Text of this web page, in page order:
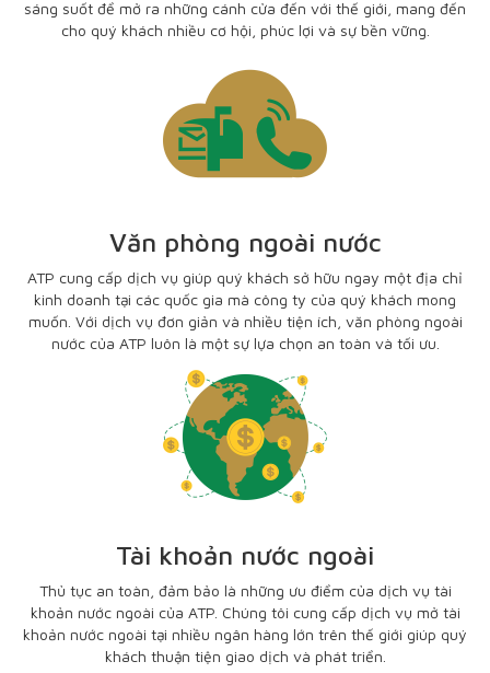
sáng suốt để mở ra những cánh cửa đến với thế giới, mang đến
cho quý khách nhiều cơ hội, phúc lợi và sự bền vững.
Văn phòng ngoài nước
ATP cung cấp dịch vụ giúp quý khách sở hữu ngay một địa chỉ
kinh doanh tại các quốc gia mà công ty của quý khách mong
muốn. Với dịch vụ đơn giản và nhiều tiện ích, văn phòng ngoài
nước của ATP luôn là một sự lựa chọn an toàn và tối ưu.
Tài khoản nước ngoài
Thủ tục an toàn, đảm bảo là những ưu điểm của dịch vụ tài
khoản nước ngoài của ATP. Chúng tôi cung cấp dịch vụ mở tài
khoản nước ngoài tại nhiều ngân hàng lớn trên thế giới giúp quý
khách thuận tiện giao dịch và phát triển.